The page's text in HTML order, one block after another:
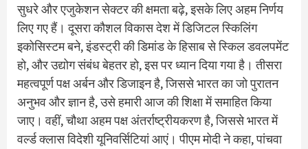
सुधरे और एजुकेशन सेक्टर की क्षमता बढ़े, इसके लिए अहम निर्णय
लिए गए हैं। दूसरा कौशल विकास देश में डिजिटल स्किलिंग
इकोसिस्टम बने, इंडस्ट्री की डिमांड के हिसाब से स्किल डवलपमेंट
हो, और उद्योग संबंध बेहतर हो, इस पर ध्यान दिया गया है। तीसरा
महत्वपूर्ण पक्ष अर्बन और डिजाइन है, जिससे भारत का जो पुरातन
अनुभव और ज्ञान है, उसे हमारी आज की शिक्षा में समाहित किया
जाए। वहीं, चौथा अहम पक्ष अंतर्राष्ट्रीयकरण है, जिससे भारत में
वर्ल्ड क्लास विदेशी यूनिवर्सिटियां आएं। पीएम मोदी ने कहा, पांचवा